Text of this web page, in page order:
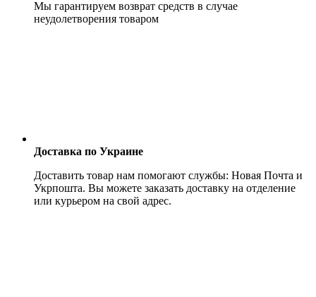
Мы гарантируем возврат средств в случае
неудолетворения товаром
Доставка по Украине
Доставить товар нам помогают службы: Новая Почта и
Укрпошта. Вы можете заказать доставку на отделение
или курьером на свой адрес.